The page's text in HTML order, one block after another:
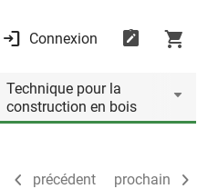
Connexion
Technique pour la
construction en bois
précédent prochain
précédent prochain